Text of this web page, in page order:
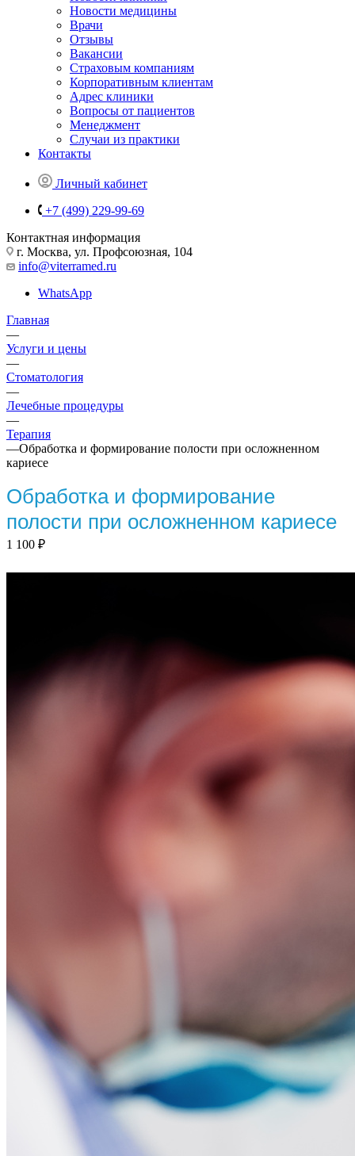
Новости медицины
Врачи
Отзывы
Вакансии
Страховым компаниям
Корпоративным клиентам
Адрес клиники
Вопросы от пациентов
Менеджмент
Случаи из практики
Контакты
Личный кабинет
+7 (499) 229-99-69
Контактная информация
г. Москва, ул. Профсоюзная, 104
info@viterramed.ru
WhatsApp
Главная
—
Услуги и цены
—
Стоматология
—
Лечебные процедуры
—
Терапия
—Обработка и формирование полости при осложненном
кариесе
Обработка и формирование
полости при осложненном кариесе
1 100 ₽